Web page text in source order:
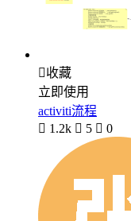
收藏
立即使用
activiti流程
 1.2k  5  0